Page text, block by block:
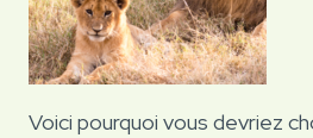
Voici pourquoi vous devriez